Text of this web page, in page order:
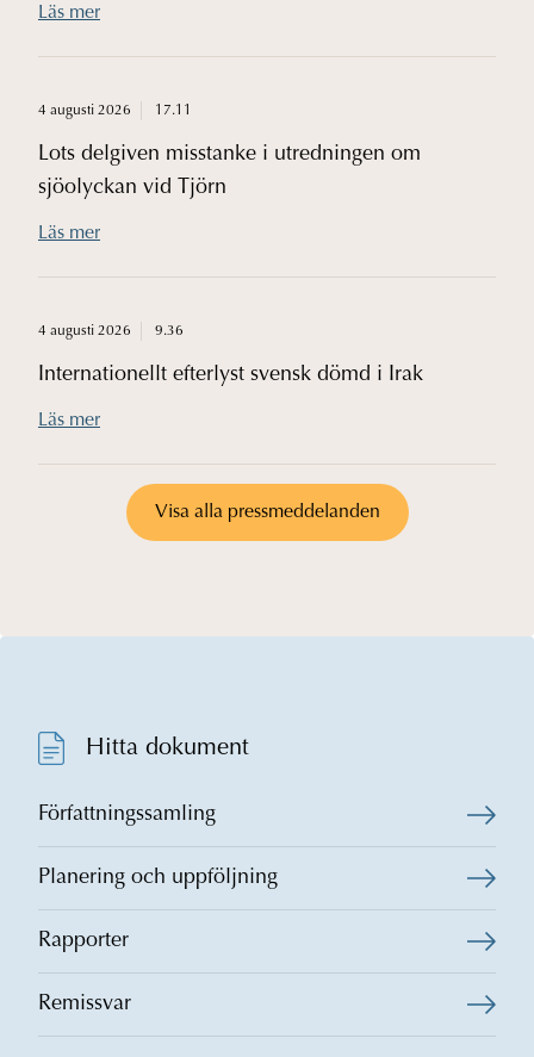
Läs mer
4 augusti 2026 17.11
Lots delgiven misstanke i utredningen om
sjöolyckan vid Tjörn
Läs mer
4 augusti 2026 9.36
Internationellt efterlyst svensk dömd i Irak
Läs mer
Visa alla pressmeddelanden
Hitta dokument
Författningssamling
Planering och uppföljning
Rapporter
Remissvar